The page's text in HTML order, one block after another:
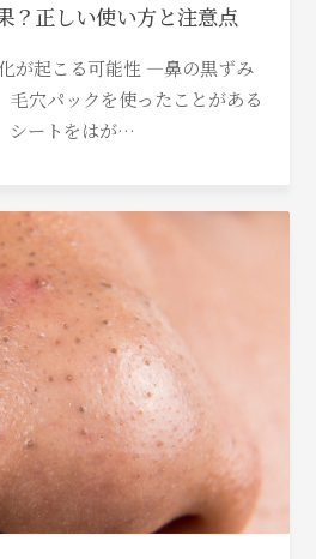
？正しい使い方と注意点
が起こる可能性 ―鼻の黒ずみ
毛穴パックを使ったことがある
シートをはが…